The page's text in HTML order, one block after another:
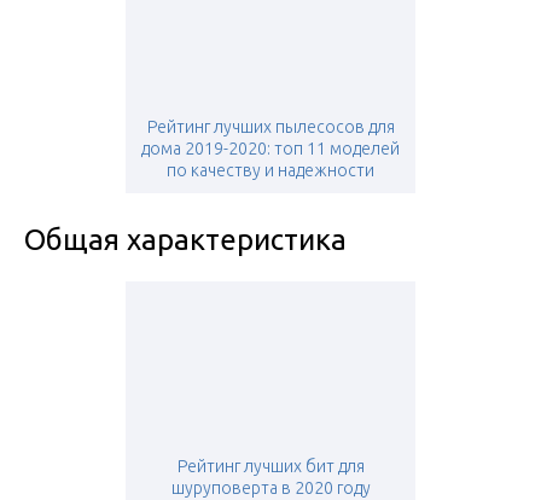
Рейтинг лучших пылесосов для
дома 2019-2020: топ 11 моделей
по качеству и надежности
Общая характеристика
Рейтинг лучших бит для
шуруповерта в 2020 году